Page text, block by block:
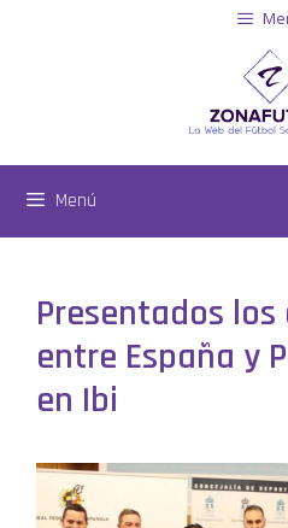
Menú
Presentados
entre España y
en Ibi